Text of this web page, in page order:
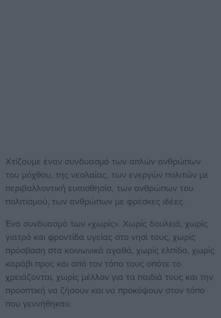
Χτίζουμε έναν συνδυασμό των απλών ανθρώπων
του μόχθου, της νεολαίας, των ενεργών πολιτών με
περιβαλλοντική ευαισθησία, των ανθρώπων του
πολιτισμού, των ανθρώπων με φρέσκες ιδέες.
Ένα συνδυασμό των «χωρίς». Χωρίς δουλειά, χωρίς
γιατρό και φροντίδα υγείας στο νησί τους, χωρίς
πρόσβαση στα κοινωνικά αγαθά, χωρίς ελπίδα, χωρίς
καράβι προς και από τον τόπο τους οπότε το
χρειάζονται, χωρίς μέλλον για τα παιδιά τους και την
προοπτική να ζήσουν και να προκόψουν στον τόπο
που γεννήθηκαν.